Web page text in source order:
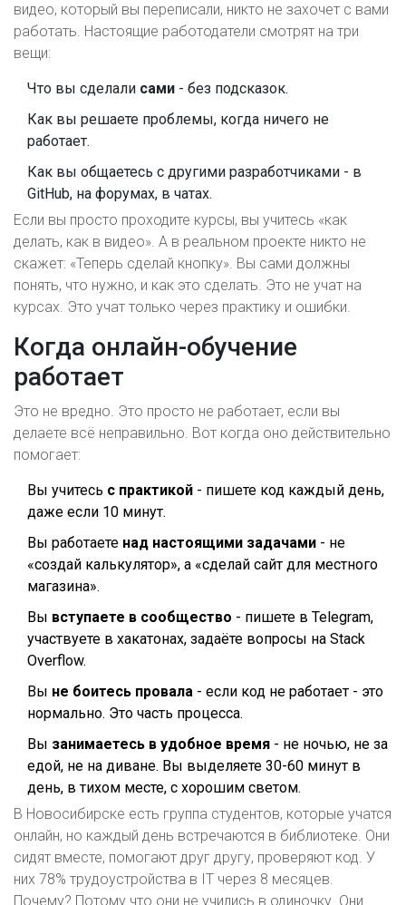
видео, который вы переписали, никто не захочет с вами
работать. Настоящие работодатели смотрят на три
вещи:
Что вы сделали сами - без подсказок.
Как вы решаете проблемы, когда ничего не
работает.
Как вы общаетесь с другими разработчиками - в
GitHub, на форумах, в чатах.
Если вы просто проходите курсы, вы учитесь «как
делать, как в видео». А в реальном проекте никто не
скажет: «Теперь сделай кнопку». Вы сами должны
понять, что нужно, и как это сделать. Это не учат на
курсах. Это учат только через практику и ошибки.
Когда онлайн-обучение
работает
Это не вредно. Это просто не работает, если вы
делаете всё неправильно. Вот когда оно действительно
помогает:
Вы учитесь с практикой - пишете код каждый день,
даже если 10 минут.
Вы работаете над настоящими задачами - не
«создай калькулятор», а «сделай сайт для местного
магазина».
Вы вступаете в сообщество - пишете в Telegram,
участвуете в хакатонах, задаёте вопросы на Stack
Overflow.
Вы не боитесь провала - если код не работает - это
нормально. Это часть процесса.
Вы занимаетесь в удобное время - не ночью, не за
едой, не на диване. Вы выделяете 30-60 минут в
день, в тихом месте, с хорошим светом.
В Новосибирске есть группа студентов, которые учатся
онлайн, но каждый день встречаются в библиотеке. Они
сидят вместе, помогают друг другу, проверяют код. У
них 78% трудоустройства в IT через 8 месяцев.
Почему? Потому что они не учились в одиночку. Они